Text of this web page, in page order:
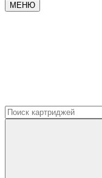
МЕНЮ